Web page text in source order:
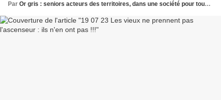
Par Or gris : seniors acteurs des territoires, dans une société pour tous les âges